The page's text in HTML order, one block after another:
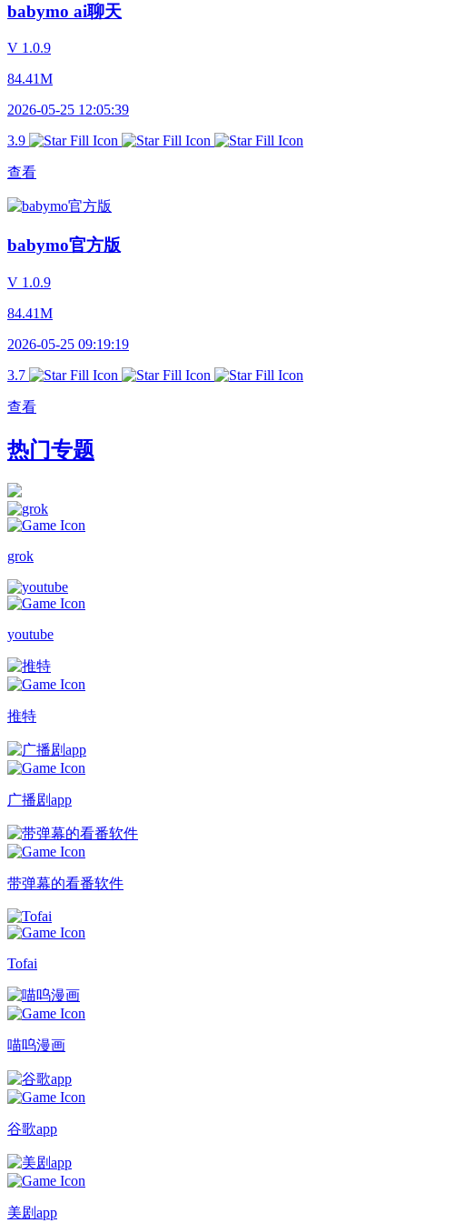
babymo ai聊天
V 1.0.9
84.41M
2026-05-25 12:05:39
3.9
查看
babymo官方版
V 1.0.9
84.41M
2026-05-25 09:19:19
3.7
查看
热门专题
grok
youtube
推特
广播剧app
带弹幕的看番软件
Tofai
喵呜漫画
谷歌app
美剧app